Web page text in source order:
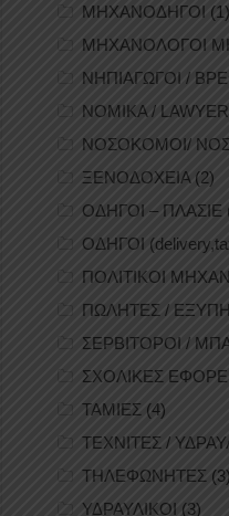
ΜΗΧΑΝΟΔΗΓΟΙ (1)
ΜΗΧΑΝΟΛΟΓΟΙ
ΝΗΠΙΑΓΩΓΟΙ /
ΝΟΜΙΚΑ /
ΝΟΣΟΚΟΜΟΙ/
ΞΕΝΟΔΟΧΕΙΑ (2)
ΟΔΗΓΟΙ – ΠΛΑΣΙΕ
ΟΔΗΓΟΙ
ΠΟΛΙΤΙΚΟΙ
ΠΩΛΗΤΕΣ /
ΣΕΡΒΙΤΟΡΟΙ /
ΣΧΟΛΙΚΕΣ
ΤΑΜΙΕΣ (4)
ΤΕΧΝΙΤΕΣ /
ΤΗΛΕΦΩΝΗΤΕΣ (3)
ΥΔΡΑΥΛΙΚΟΙ (3)